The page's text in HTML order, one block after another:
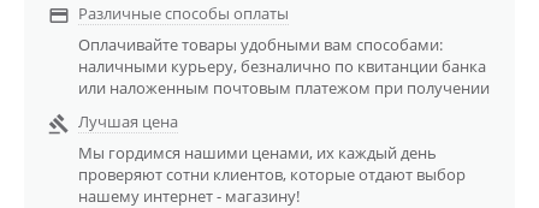
 Различные способы оплаты
Оплачивайте товары удобными вам способами:
наличными курьеру, безналично по квитанции банка
или наложенным почтовым платежом при получении

Лучшая цена
Мы гордимся нашими ценами, их каждый день
проверяют сотни клиентов, которые отдают выбор
нашему интернет - магазину!